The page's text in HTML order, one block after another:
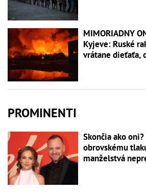
MIMORIADNY
Kyjeve: Ruské
vrátane dieťaťa,
PROMINENTI
Skončia ako
obrovskému
manželstvá